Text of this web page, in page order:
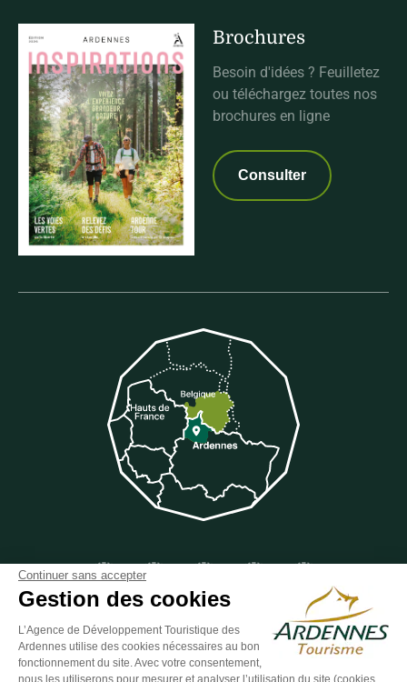
Brochures
Besoin d'idées ? Feuilletez
ou téléchargez toutes nos
brochures en ligne
Consulter
Suivez-nous sur Facebook
ESPACE GROUPES ESPACE PRESSE ESPACE PRO
Continuer sans accepter
Gestion des cookies
L’Agence de Développement Touristique des
Ardennes utilise des cookies nécessaires au bon
fonctionnement du site. Avec votre consentement,
nous les utiliserons pour mesurer et analyser l’utilisation du site (cookies